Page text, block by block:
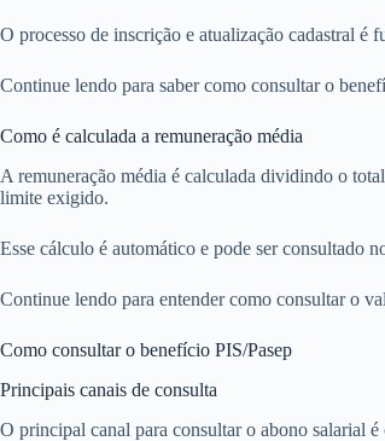
O processo de inscrição e atualização cadastral
Continue lendo para saber como consultar o
Como é calculada a remuneração média
A remuneração média é calculada dividindo o
limite exigido.
Esse cálculo é automático e pode ser consultado
Continue lendo para entender como consultar o
Como consultar o benefício PIS/Pasep
Principais canais de consulta
O principal canal para consultar o abono salarial é